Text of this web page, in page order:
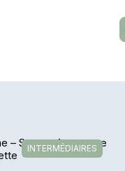
INTERMÉDIAIRES
– Sateco Assurance